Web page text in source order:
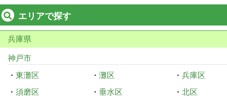
エリアで探す
兵庫県
神戸市
・ 東灘区 ・ 灘区 ・ 兵庫区
・ 須磨区 ・ 垂水区 ・ 北区